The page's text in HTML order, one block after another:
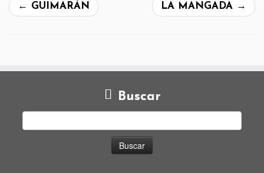
← GUIMARÁN LA MANGADA →
Buscar